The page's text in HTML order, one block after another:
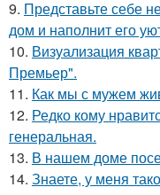
9. Представьте себе
дом и наполнит его
10. Визуализация
Премьер".
11. Как мы с мужем
12. Редко кому
генеральная.
13. В нашем доме
14. Знаете, у меня